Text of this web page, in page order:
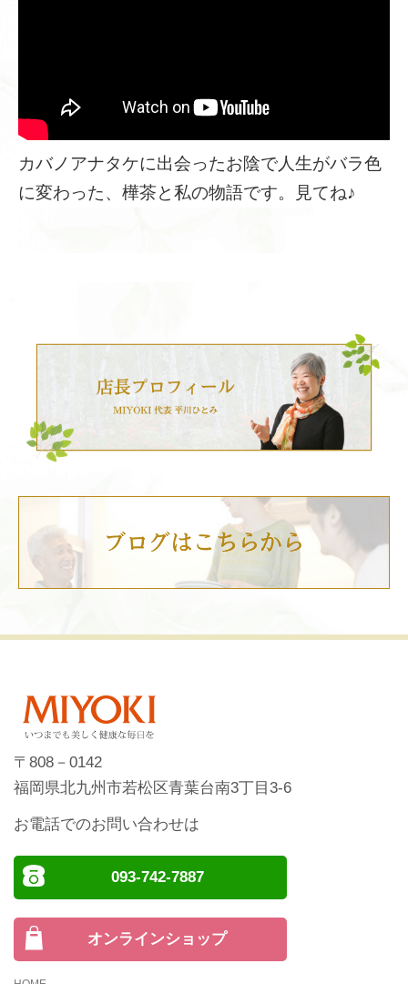
カバノアナタケに出会ったお陰で人生がバラ色
に変わった、樺茶と私の物語です。見てね♪
〒808－0142
福岡県北九州市若松区青葉台南3丁目3-6
お電話でのお問い合わせは
093-742-7887
オンラインショップ